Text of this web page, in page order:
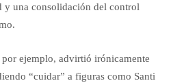
y una consolidación del control
ejemplo, advirtió irónicamente
“cuidar” a figuras como Santi